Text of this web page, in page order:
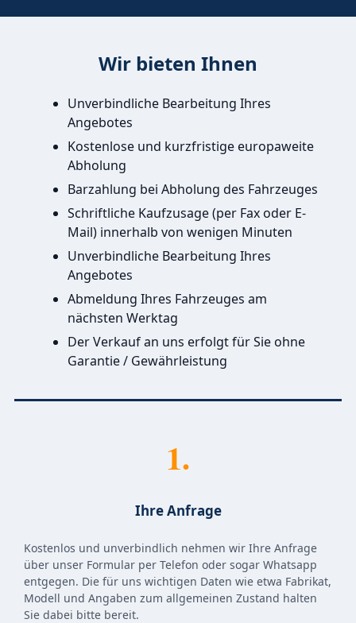
Wir bieten Ihnen
Unverbindliche Bearbeitung Ihres
Angebotes
Kostenlose und kurzfristige europaweite
Abholung
Barzahlung bei Abholung des Fahrzeuges
Schriftliche Kaufzusage (per Fax oder E-
Mail) innerhalb von wenigen Minuten
Unverbindliche Bearbeitung Ihres
Angebotes
Abmeldung Ihres Fahrzeuges am
nächsten Werktag
Der Verkauf an uns erfolgt für Sie ohne
Garantie / Gewährleistung
1.
Ihre Anfrage
Kostenlos und unverbindlich nehmen wir Ihre Anfrage
über unser Formular per Telefon oder sogar Whatsapp
entgegen. Die für uns wichtigen Daten wie etwa Fabrikat,
Modell und Angaben zum allgemeinen Zustand halten
Sie dabei bitte bereit.